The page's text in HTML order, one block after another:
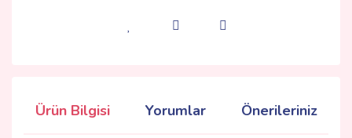
Ürün Bilgisi Yorumlar Önerileriniz